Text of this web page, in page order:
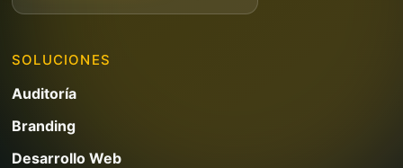
SOLUCIONES
Auditoría
Branding
Desarrollo Web